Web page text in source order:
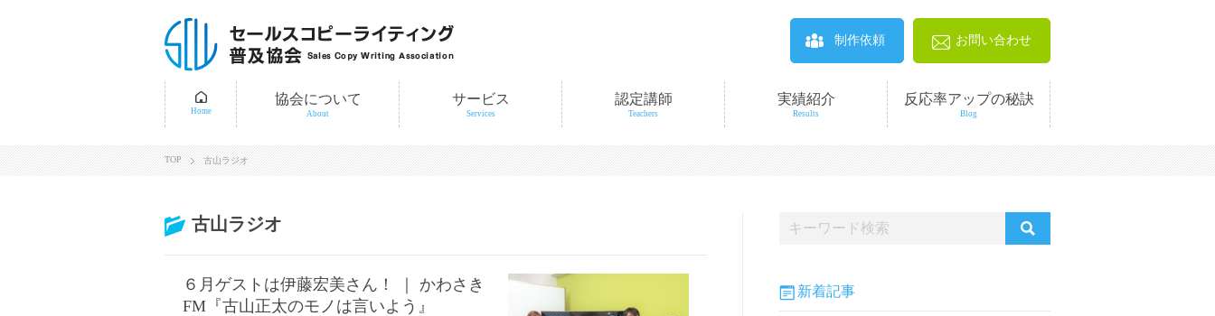
制作依頼 お問い合わせ
Home
協会について
About
サービス
Services
認定講師
Teachers
実績紹介
Results
反応率アップの秘訣
Blog
TOP 古山ラジオ
古山ラジオ
６月ゲストは伊藤宏美さん！ ｜ かわさき
FM『古山正太のモノは言いよう』
新着記事